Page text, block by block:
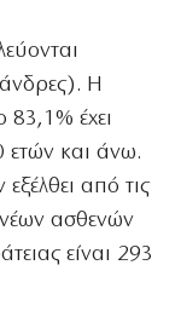
Η
83,1% έχει
ετών και άνω.
από τις
ασθενών
είναι 293